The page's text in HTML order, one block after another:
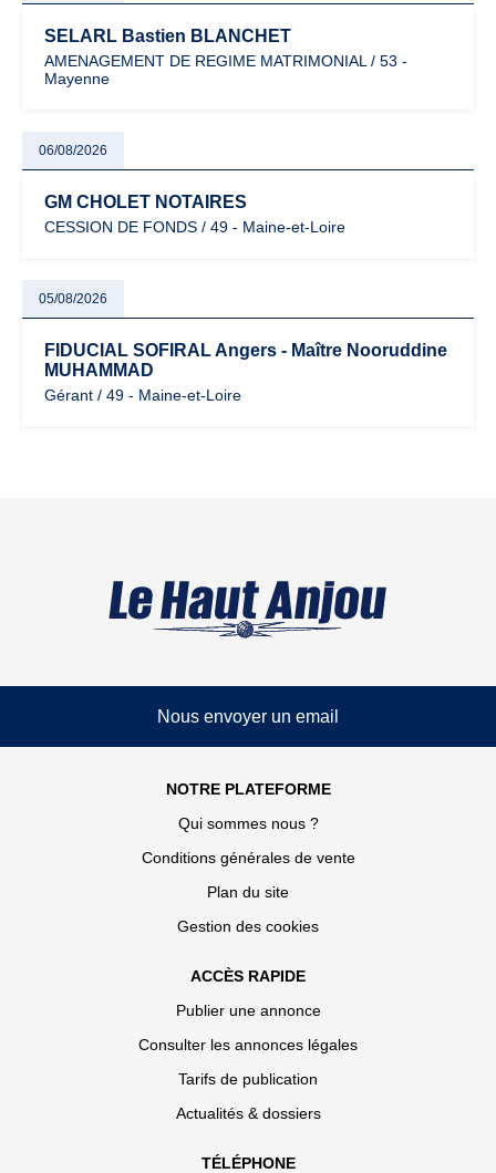
SELARL Bastien BLANCHET
AMENAGEMENT DE REGIME MATRIMONIAL / 53 -
Mayenne
06/08/2026
GM CHOLET NOTAIRES
CESSION DE FONDS / 49 - Maine-et-Loire
05/08/2026
FIDUCIAL SOFIRAL Angers - Maître Nooruddine
MUHAMMAD
Gérant / 49 - Maine-et-Loire
Nous envoyer un email
NOTRE PLATEFORME
Qui sommes nous ?
Conditions générales de vente
Plan du site
Gestion des cookies
ACCÈS RAPIDE
Publier une annonce
Consulter les annonces légales
Tarifs de publication
Actualités & dossiers
TÉLÉPHONE